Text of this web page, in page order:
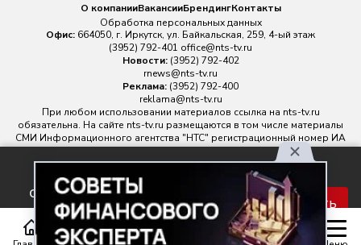
соглашаетесь с правилами
обработки персональных
данных.
Принять
О компанииВакансииБрендингКонтакты
Обработка персональных данных
Офис: 664050, г. Иркутск, ул. Байкальская, 259, 4-ый этаж
(3952) 792-401 office@nts-tv.ru
Новости: (3952) 792-402
rnews@nts-tv.ru
Реклама: (3952) 792-400
reklama@nts-tv.ru
При любом использовании материалов ссылка на nts-tv.ru
обязательна. На сайте nts-tv.ru размещаются в том числе материалы
СМИ Информационного агентства "НТС" регистрационный номер ИА
№ ФС 77 - 88763 зарегистрировано Федеральной службой по
надзору в сфере связи, информационных технологий и массовых
Главный редактор ИА "НТС" Иштулкин Евгений Александрович
16+